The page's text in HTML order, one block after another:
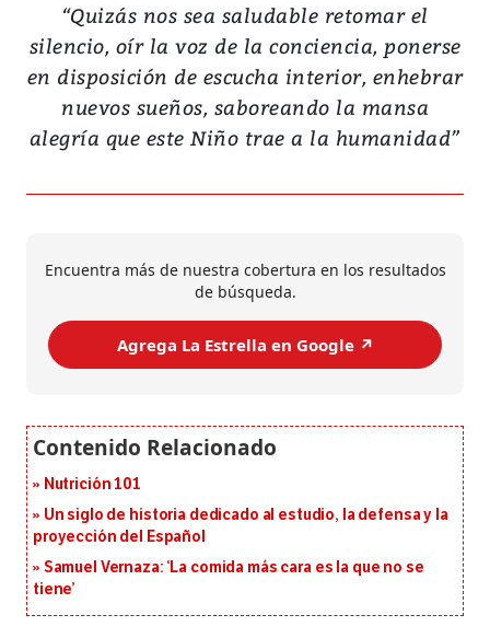
“Quizás nos sea saludable retomar el
silencio, oír la voz de la conciencia, ponerse
en disposición de escucha interior, enhebrar
nuevos sueños, saboreando la mansa
alegría que este Niño trae a la humanidad”
Encuentra más de nuestra cobertura en los resultados
de búsqueda.
Agrega La Estrella en Google ↗️
Nutrición 101
Un siglo de historia dedicado al estudio, la defensa y la
proyección del Español
Samuel Vernaza: ‘La comida más cara es la que no se
tiene’